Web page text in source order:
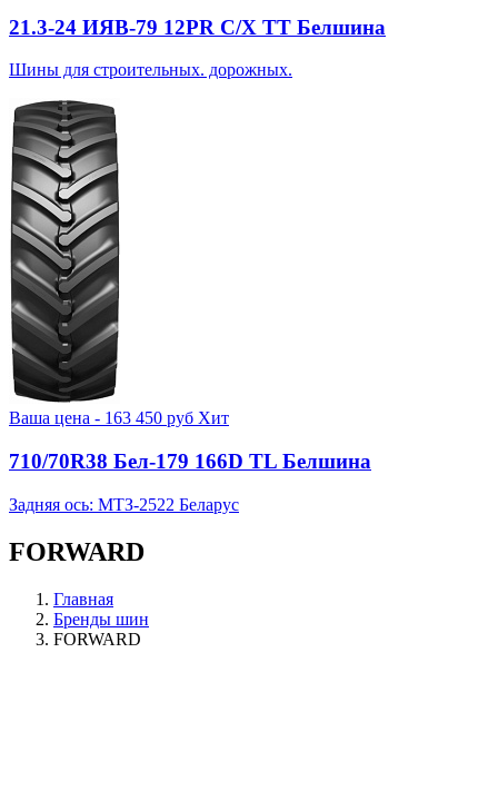
21.3-24 ИЯВ-79 12PR С/Х TT Белшина
Шины для строительных. дорожных.
Ваша цена - 163 450 руб Хит
710/70R38 Бел-179 166D TL Белшина
Задняя ось: МТЗ-2522 Беларус
FORWARD
Главная
Бренды шин
FORWARD